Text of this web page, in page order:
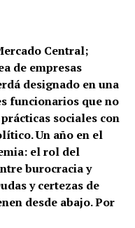
Central;
de empresas
designado en una
funcionarios que no
sociales con
Un año en el
el rol del
burocracia y
y certezas de
desde abajo. Por